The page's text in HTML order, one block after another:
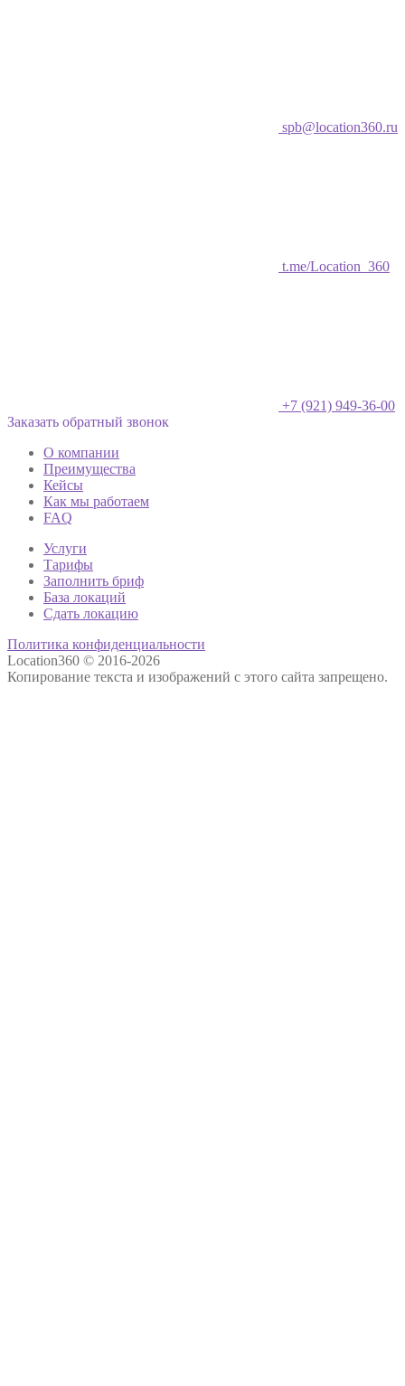
spb@location360.ru
t.me/Location_360
+7 (921) 949-36-00
Заказать обратный звонок
О компании
Преимущества
Кейсы
Как мы работаем
FAQ
Услуги
Тарифы
Заполнить бриф
База локаций
Сдать локацию
Политика конфиденциальности
Location360 © 2016-2026
Копирование текста и изображений с этого сайта запрещено.